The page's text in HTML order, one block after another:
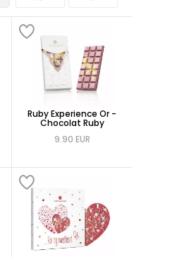
Ruby Experience Or -
Chocolat Ruby
9.90 EUR